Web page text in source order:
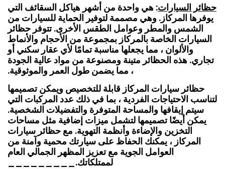
حظائر السيارات: هي واحدة من أشهر هياكل السقائف التي
يوفرها المركاز. وهي مصممة لتوفير الحماية للسيارات من
الشمس والمطر وعوامل الطقس الأخرى. تتوفر حظائر
السيارات الخاصة بالمركاز بمجموعة من الأحجام والأنماط
والألوان ، مما يجعلها مناسبة تمامًا لأي عقار سكني أو
تجاري. هذه الحظائر متينة ومصنوعة من مواد عالية الجودة
، مما يضمن طول العمر والموثوقية.
حظائر سيارات المركاز قابلة للتخصيص ويمكن تصميمها
لتناسب الاحتياجات الفردية ، بما في ذلك عدد المركبات التي
سيتم إيقافها والمساحة المتوفرة والتفضيلات الشخصية.
يمكن أيضًا تصميمها لتشمل ميزات إضافية مثل مساحات
التخزين والإضاءة وأنظمة التهوية. مع حظائر سيارات
المركاز ، يمكنك الحفاظ على سيارتك محمية وآمنة من
العوامل الجوية مع تعزيز المظهر الجمالي العام
لممتلكاتك._________